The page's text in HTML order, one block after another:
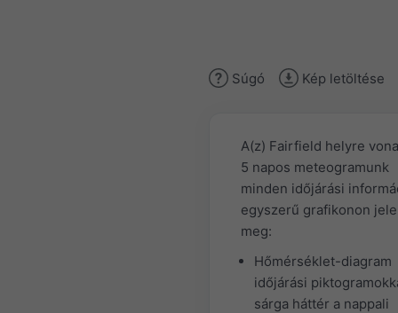
Súgó Kép letöltése
A(z) Fairfield helyre
5 napos meteogramunk
minden időjárási
egyszerű grafikonon
meg:
Hőmérséklet-diagram
időjárási
sárga háttér a nappali